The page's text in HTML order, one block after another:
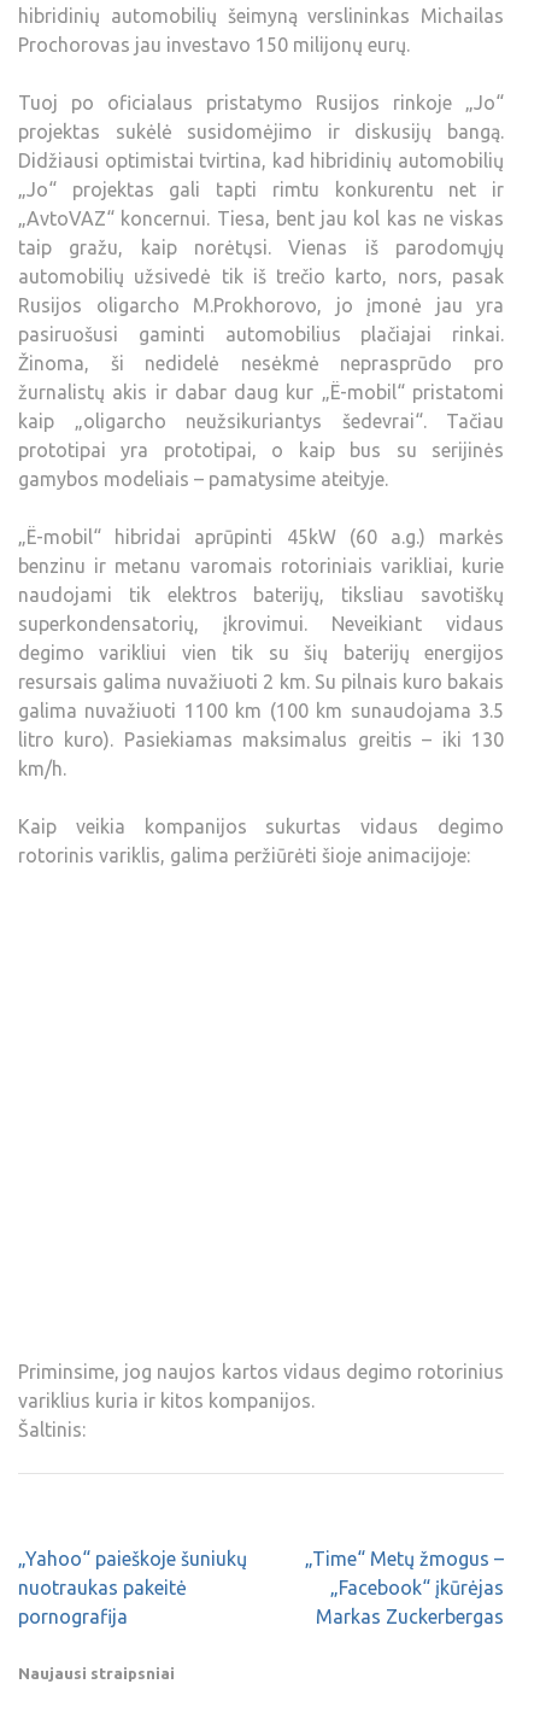
hibridinių automobilių šeimyną verslininkas Michailas
Prochorovas jau investavo 150 milijonų eurų.
Tuoj po oficialaus pristatymo Rusijos rinkoje „Jo“
projektas sukėlė susidomėjimo ir diskusijų bangą.
Didžiausi optimistai tvirtina, kad hibridinių automobilių
„Jo“ projektas gali tapti rimtu konkurentu net ir
„AvtoVAZ“ koncernui. Tiesa, bent jau kol kas ne viskas
taip gražu, kaip norėtųsi. Vienas iš parodomųjų
automobilių užsivedė tik iš trečio karto, nors, pasak
Rusijos oligarcho M.Prokhorovo, jo įmonė jau yra
pasiruošusi gaminti automobilius plačiajai rinkai.
Žinoma, ši nedidelė nesėkmė neprasprūdo pro
žurnalistų akis ir dabar daug kur „Ё-mobil“ pristatomi
kaip „oligarcho neužsikuriantys šedevrai“. Tačiau
prototipai yra prototipai, o kaip bus su serijinės
gamybos modeliais – pamatysime ateityje.
„Ё-mobil“ hibridai aprūpinti 45kW (60 a.g.) markės
benzinu ir metanu varomais rotoriniais varikliai, kurie
naudojami tik elektros baterijų, tiksliau savotiškų
superkondensatorių, įkrovimui. Neveikiant vidaus
degimo varikliui vien tik su šių baterijų energijos
resursais galima nuvažiuoti 2 km. Su pilnais kuro bakais
galima nuvažiuoti 1100 km (100 km sunaudojama 3.5
litro kuro). Pasiekiamas maksimalus greitis – iki 130
km/h.
Kaip veikia kompanijos sukurtas vidaus degimo
rotorinis variklis, galima peržiūrėti šioje animacijoje:
Priminsime, jog naujos kartos vidaus degimo rotorinius
variklius kuria ir kitos kompanijos.
Šaltinis:
„Yahoo“ paieškoje šuniukų
nuotraukas pakeitė
pornografija
„Time“ Metų žmogus –
„Facebook“ įkūrėjas
Markas Zuckerbergas
Naujausi straipsniai